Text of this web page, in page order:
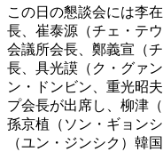
この日の懇談会には李
長、崔泰源（チェ・テ
会議所会長、鄭義宣（
長、具光謨（ク・グァ
ン・ドンビン、重光昭
プ会長が出席し、柳津
孫京植（ソン・ギョン
（ユン・ジンシク）韓